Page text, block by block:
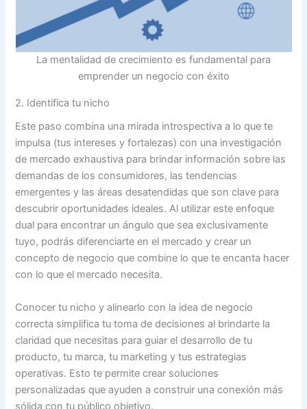
La mentalidad de crecimiento es fundamental para
emprender un negocio con éxito
2. Identifica tu nicho
Este paso combina una mirada introspectiva a lo que te
impulsa (tus intereses y fortalezas) con una investigación
de mercado exhaustiva para brindar información sobre las
demandas de los consumidores, las tendencias
emergentes y las áreas desatendidas que son clave para
descubrir oportunidades ideales. Al utilizar este enfoque
dual para encontrar un ángulo que sea exclusivamente
tuyo, podrás diferenciarte en el mercado y crear un
concepto de negocio que combine lo que te encanta hacer
con lo que el mercado necesita.
Conocer tu nicho y alinearlo con la idea de negocio
correcta simplifica tu toma de decisiones al brindarte la
claridad que necesitas para guiar el desarrollo de tu
producto, tu marca, tu marketing y tus estrategias
operativas. Esto te permite crear soluciones
personalizadas que ayuden a construir una conexión más
sólida con tu público objetivo.